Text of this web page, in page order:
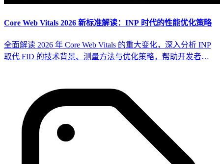
Core Web Vitals 2026 新标准解读：INP 时代的性能优化策略
全面解读 2026 年 Core Web Vitals 的重大变化，深入分析 INP
取代 FID 的技术背景、测量方法与优化策略，帮助开发者适